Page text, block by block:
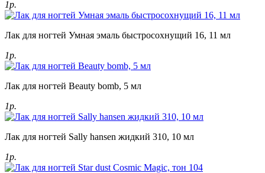
1р.
Лак для ногтей Умная эмаль быстросохнущий 16, 11 мл
1р.
Лак для ногтей Beauty bomb, 5 мл
1р.
Лак для ногтей Sally hansen жидкий 310, 10 мл
1р.